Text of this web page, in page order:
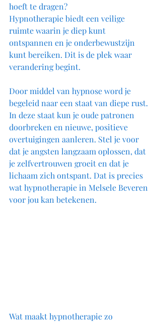
hoeft te dragen?
Hypnotherapie biedt een veilige
ruimte waarin je diep kunt
ontspannen en je onderbewustzijn
kunt bereiken. Dit is de plek waar
verandering begint.
Door middel van hypnose word je
begeleid naar een staat van diepe rust.
In deze staat kun je oude patronen
doorbreken en nieuwe, positieve
overtuigingen aanleren. Stel je voor
dat je angsten langzaam oplossen, dat
je zelfvertrouwen groeit en dat je
lichaam zich ontspant. Dat is precies
wat hypnotherapie in Melsele Beveren
voor jou kan betekenen.
Wat maakt hypnotherapie zo